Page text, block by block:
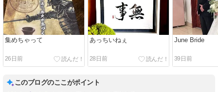
集めちゃって
26日前
あっちいねぇ
28日前
June Bride
39日前
このブログのここがポイント